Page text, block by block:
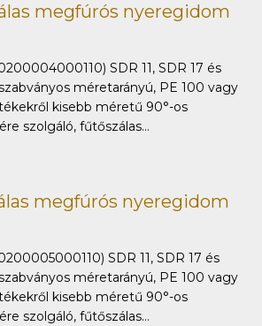
megfúrós nyeregidom
SDR 11, SDR 17 és
méretarányú, PE 100 vagy
kisebb méretű 90°-os
szolgáló, fűtőszálas...
megfúrós nyeregidom
SDR 11, SDR 17 és
méretarányú, PE 100 vagy
kisebb méretű 90°-os
szolgáló, fűtőszálas...